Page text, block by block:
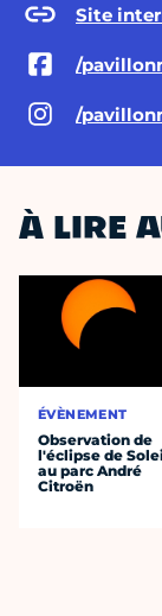
Site
/
/
À LIRE
ÉVÈNEMENT
Observation de
l'éclipse de
au parc André
Citroën